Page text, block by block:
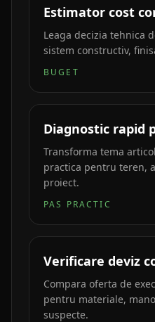
Estimator cost
Leaga decizia tehnica
sistem constructiv,
BUGET
Diagnostic rapid
Transforma tema
practica pentru teren,
proiect.
PAS PRACTIC
Verificare deviz
Compara oferta de
pentru materiale,
suspecte.